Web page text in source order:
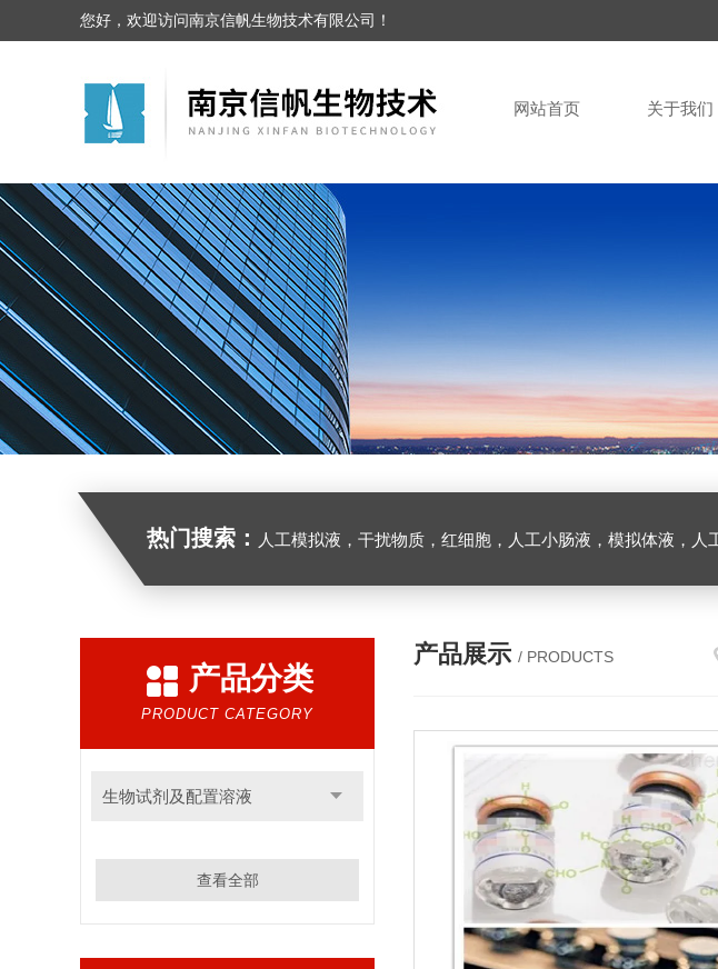
您好，欢迎访问南京信帆生物技术有限公司！
网站首页 关于我们
热门搜索： 人工模拟液，干扰物质，红细胞，人工小肠液，模拟体液，人
产品分类
PRODUCT CATEGORY
生物试剂及配置溶液
查看全部
产品展示 / PRODUCTS